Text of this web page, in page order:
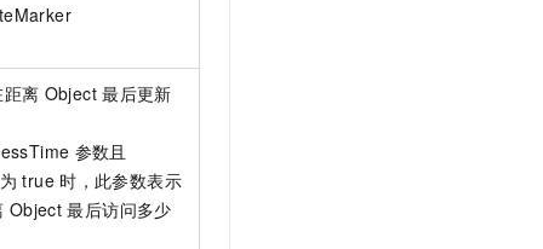
离 Object 最后更新
参数且
true 时，此参数表示
Object 最后访问多少